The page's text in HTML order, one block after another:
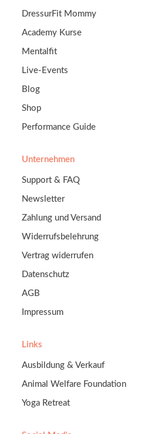
DressurFit Mommy
Academy Kurse
Mentalfit
Live-Events
Blog
Shop
Performance Guide
Unternehmen
Support & FAQ
Newsletter
Zahlung und Versand
Widerrufsbelehrung
Vertrag widerrufen
Datenschutz
AGB
Impressum
Links
Ausbildung & Verkauf
Animal Welfare Foundation
Yoga Retreat